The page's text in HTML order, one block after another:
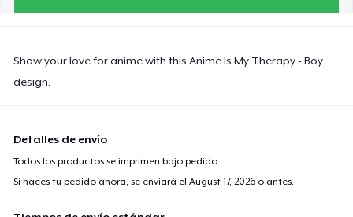
Show your love for anime with this Anime Is My Therapy - Boy
design.
Detalles de envío
Todos los productos se imprimen bajo pedido.
Si haces tu pedido ahora, se enviará elAugust 17, 2026 o antes.